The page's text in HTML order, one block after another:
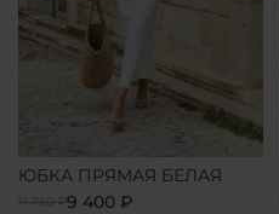
ЮБКА ПРЯМАЯ БЕЛАЯ
11 750 ₽9 400 ₽